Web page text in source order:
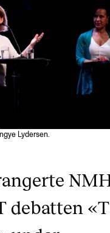
Lydersen.
debatten